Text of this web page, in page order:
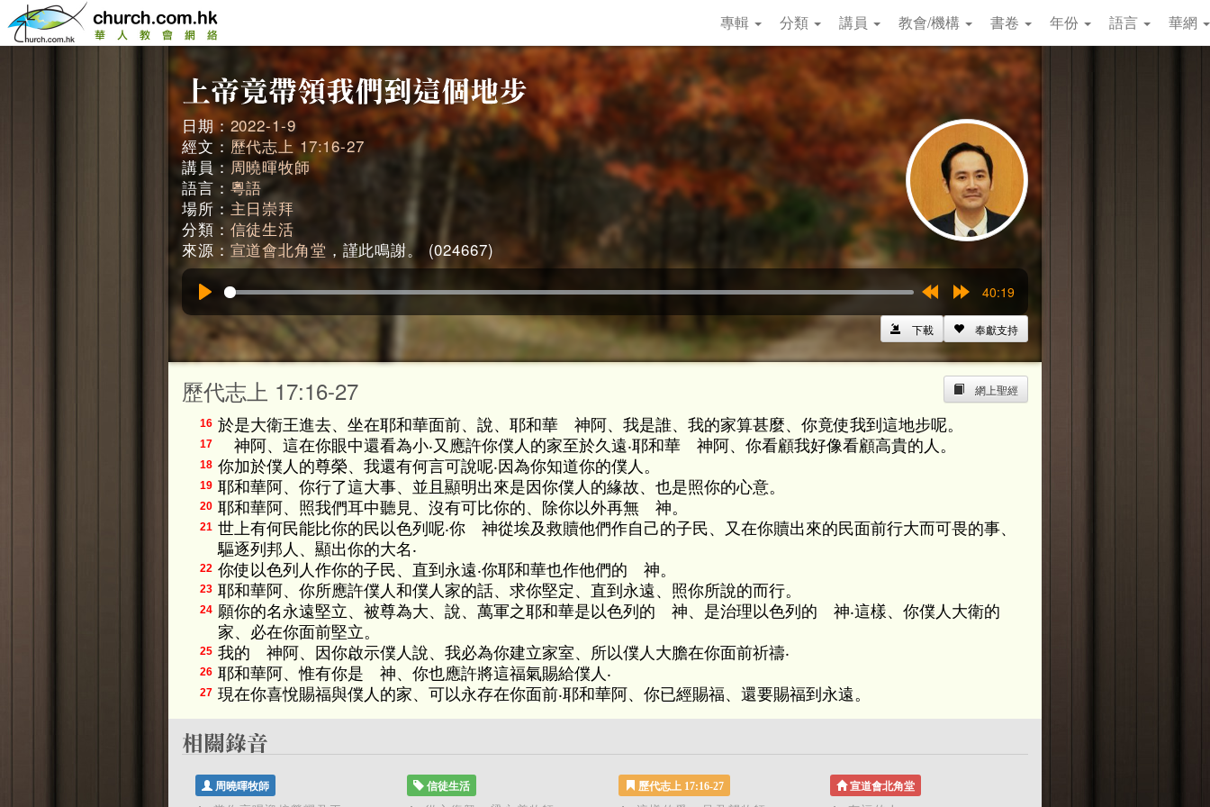
專輯 分類 講員 教會/機構 書卷 年份 語言 華網
日期：2022-1-9
經文： 歷代志上 17:16-27
講員：周曉暉牧師
語言： 粵語
場所： 主日崇拜
分類： 信徒生活
來源： 宣道會北角堂 ，謹此鳴謝。 (024667)
15s
15s
40:19
奉獻支持
下載
網上聖經
歷代志上 17:16-27
16 於是大衛王進去、坐在耶和華面前、說、耶和華 神阿、我是誰、我的家算甚麼、你竟使我到這地步呢。
17 神阿、這在你眼中還看為小‧又應許你僕人的家至於久遠‧耶和華 神阿、你看顧我好像看顧高貴的人。
18 你加於僕人的尊榮、我還有何言可說呢‧因為你知道你的僕人。
19 耶和華阿、你行了這大事、並且顯明出來是因你僕人的緣故、也是照你的心意。
20 耶和華阿、照我們耳中聽見、沒有可比你的、除你以外再無 神。
21 世上有何民能比你的民以色列呢‧你 神從埃及救贖他們作自己的子民、又在你贖出來的民面前行大而可畏的事、
驅逐列邦人、顯出你的大名‧
22 你使以色列人作你的子民、直到永遠‧你耶和華也作他們的 神。
23 耶和華阿、你所應許僕人和僕人家的話、求你堅定、直到永遠、照你所說的而行。
24 願你的名永遠堅立、被尊為大、說、萬軍之耶和華是以色列的 神、是治理以色列的 神‧這樣、你僕人大衛的
家、必在你面前堅立。
25 我的 神阿、因你啟示僕人說、我必為你建立家室、所以僕人大膽在你面前祈禱‧
26 耶和華阿、惟有你是 神、你也應許將這福氣賜給僕人‧
27 現在你喜悅賜福與僕人的家、可以永存在你面前‧耶和華阿、你已經賜福、還要賜福到永遠。
周曉暉牧師 信徒生活 歷代志上 17:16-27 宣道會北角堂